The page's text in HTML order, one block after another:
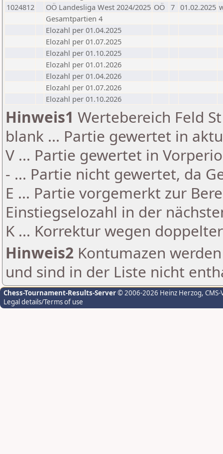
1024812
OÖ Landesliga West 2024/2025 OÖ 7 01.02.2025
Gesamtpartien 4
Elozahl per 01.04.2025
Elozahl per 01.07.2025
Elozahl per 01.10.2025
Elozahl per 01.01.2026
Elozahl per 01.04.2026
Elozahl per 01.07.2026
Elozahl per 01.10.2026
Hinweis1 Wertebereich Feld
blank ... Partie gewertet in
V ... Partie gewertet in
- ... Partie nicht gewertet, da
E ... Partie vorgemerkt zur
Einstiegselozahl in der
K ... Korrektur wegen
Hinweis2 Kontumazen
und sind in der Liste nicht
Chess-Tournament-Results-Server© 2006-2026 Heinz Herzog,
Legal details/Terms of use